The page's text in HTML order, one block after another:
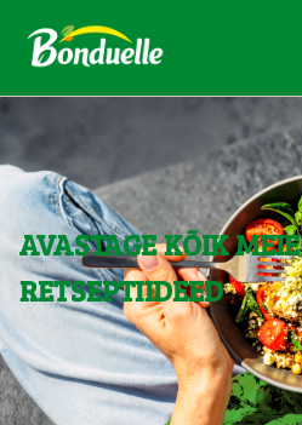
AVASTAGE KÕIK MEIE
RETSEPTIIDEED